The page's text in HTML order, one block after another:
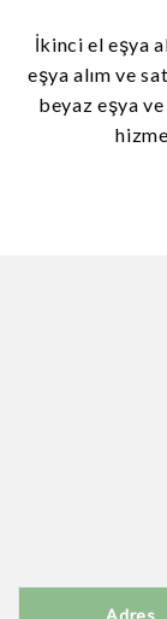
İkinci el eşya
eşya alım ve
beyaz eşya
Adres